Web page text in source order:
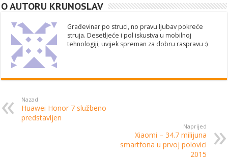
O AUTORU KRUNOSLAV
Građevinar po struci, no pravu ljubav pokreće
struja. Desetljeće i pol iskustva u mobilnoj
tehnologiji, uvijek spreman za dobru raspravu :)
Nazad
Huawei Honor 7 službeno
predstavljen
Naprijed
Xiaomi – 34.7 milijuna
smartfona u prvoj polovici
2015